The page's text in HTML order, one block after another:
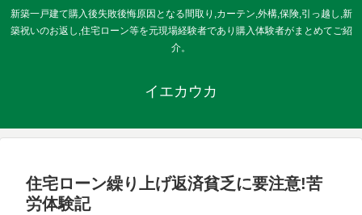
新築一戸建て購入後失敗後悔原因となる間取り,カーテン,外構,保険,引っ越し,新
築祝いのお返し,住宅ローン等を元現場経験者であり購入体験者がまとめてご紹
介。
イエカウカ
住宅ローン繰り上げ返済貧乏に要注意!苦
労体験記